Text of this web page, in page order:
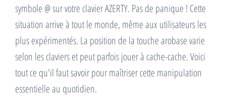
symbole @ sur votre clavier AZERTY. Pas de panique ! Cette
situation arrive à tout le monde, même aux utilisateurs les
plus expérimentés. La position de la touche arobase varie
selon les claviers et peut parfois jouer à cache-cache. Voici
tout ce qu'il faut savoir pour maîtriser cette manipulation
essentielle au quotidien.